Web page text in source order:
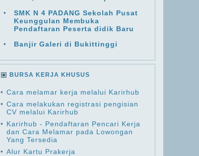
•
SMK N 4 PADANG Sekolah Pusat
Keunggulan Membuka
Pendaftaran Peserta didik Baru
•
Banjir Galeri di Bukittinggi
BURSA KERJA KHUSUS
• Cara melamar kerja melalui Karirhub
• Cara melakukan registrasi pengisian
CV melalui Karirhub
• Karirhub - Pendaftaran Pencari Kerja
dan Cara Melamar pada Lowongan
Yang Tersedia
• Alur Kartu Prakerja